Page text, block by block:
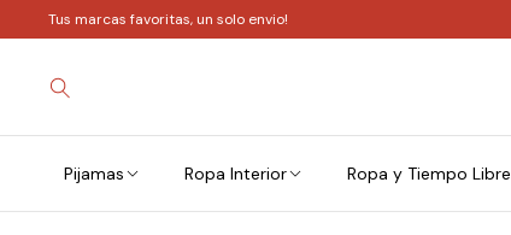
Tus marcas favoritas, un solo envio!
Pijamas Ropa Interior Ropa y Tiempo Libre